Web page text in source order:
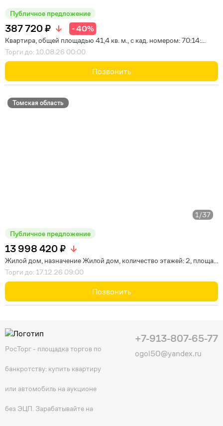
Публичное предложение
387 720 ₽ - 40%
Квартира, общей площадью 41,4 кв. м., с кад. номером: 70:14:...
Торги до: 10.08.26 00:00
Позвонить
Томская область
1/37
Публичное предложение
13 998 420 ₽
Жилой дом, назначение Жилой дом, количество этажей: 2, площа...
Торги до: 17.12.26 09:00
Позвонить
РосТорг - площадка торгов по
банкротству: купить квартиру
или автомобиль на аукционе
без ЭЦП. Зарабатывайте на
+7-913-807-65-77
ogol50@yandex.ru